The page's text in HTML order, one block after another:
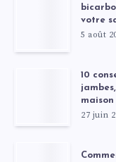
votre
5 août
10
maison
27 juin